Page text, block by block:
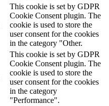
This cookie is set by GDPR
Cookie Consent plugin. The
cookie is used to store the
user consent for the cookies
in the category "Other.
This cookie is set by GDPR
Cookie Consent plugin. The
cookie is used to store the
user consent for the cookies
in the category
"Performance".